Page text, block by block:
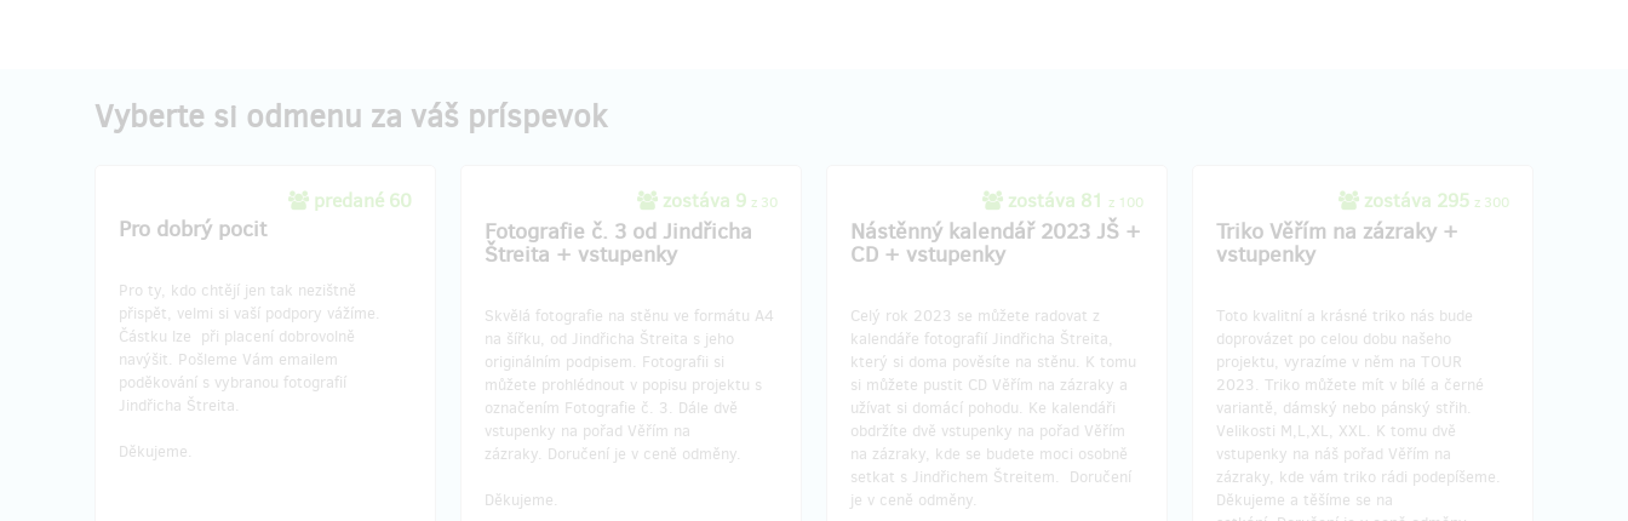
Vyberte si odmenu za váš príspevok
predané 60
Pro dobrý pocit
Pro ty, kdo chtějí jen tak nezištně
přispět, velmi si vaší podpory vážíme.
Částku lze při placení dobrovolně
navýšit. Pošleme Vám emailem
poděkování s vybranou fotografií
Jindřicha Štreita.
Děkujeme.
zostáva 9 z 30
Fotografie č. 3 od Jindřicha
Štreita + vstupenky
Skvělá fotografie na stěnu ve formátu A4
na šířku, od Jindřicha Štreita s jeho
originálním podpisem. Fotografii si
můžete prohlédnout v popisu projektu s
označením Fotografie č. 3. Dále dvě
vstupenky na pořad Věřím na
zázraky. Doručení je v ceně odměny.
Děkujeme.
zostáva 81 z 100
Nástěnný kalendář 2023 JŠ +
CD + vstupenky
Celý rok 2023 se můžete radovat z
kalendáře fotografií Jindřicha Štreita,
který si doma pověsíte na stěnu. K tomu
si můžete pustit CD Věřím na zázraky a
užívat si domácí pohodu. Ke kalendáři
obdržíte dvě vstupenky na pořad Věřím
na zázraky, kde se budete moci osobně
setkat s Jindřichem Štreitem. Doručení
je v ceně odměny.
zostáva 295 z 300
Triko Věřím na zázraky +
vstupenky
Toto kvalitní a krásné triko nás bude
doprovázet po celou dobu našeho
projektu, vyrazíme v něm na TOUR
2023. Triko můžete mít v bílé a černé
variantě, dámský nebo pánský střih.
Velikosti M,L,XL, XXL. K tomu dvě
vstupenky na náš pořad Věřím na
zázraky, kde vám triko rádi podepíšeme.
Děkujeme a těšíme se na